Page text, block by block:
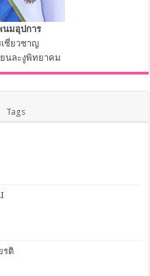
นมอุปการ
ชี่ยวชาญ
ยนละงูพิทยาคม
Tags
รติ